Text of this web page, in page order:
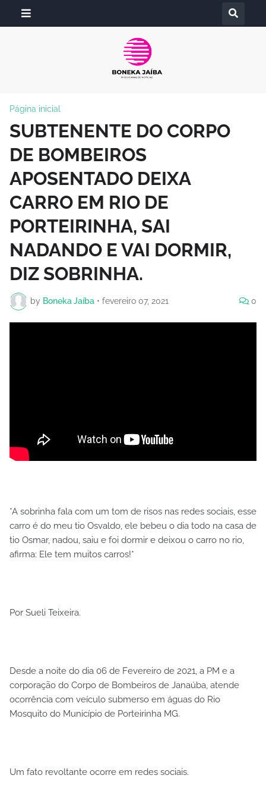
Página inicial
SUBTENENTE DO CORPO
DE BOMBEIROS
APOSENTADO DEIXA
CARRO EM RIO DE
PORTEIRINHA, SAI
NADANDO E VAI DORMIR,
DIZ SOBRINHA.
by Boneka Jaíba • fevereiro 07, 2021 0
*A sobrinha fala com um tom de risos nas redes sociais, esse
carro é do meu tio Osvaldo, ele bebeu o dia todo na casa de
tio Osmar, nadou, saiu e foi dormir e deixou o carro no rio,
afirma: Ele tem muitos carros!*
Por Sueli Teixeira.
Desde a noite do dia 06 de Fevereiro de 2021, a PM e a
corporação do Corpo de Bombeiros de Janaúba, atende
ocorrência com veículo submerso em águas do Rio
Mosquito do Município de Porteirinha MG.
Um fato revoltante ocorre em redes sociais.